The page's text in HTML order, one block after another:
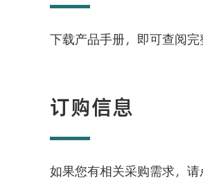
下载产品手册，即可查阅完
订购信息
如果您有相关采购需求，